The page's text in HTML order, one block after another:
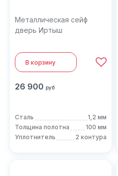
Металлическая сейф
дверь Иртыш
В корзину
26 900 руб
Сталь
1,2 мм
Толщина полотна
100 мм
Уплотнитель
2 контура